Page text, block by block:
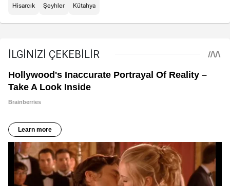
Hisarcık Şeyhler Kütahya